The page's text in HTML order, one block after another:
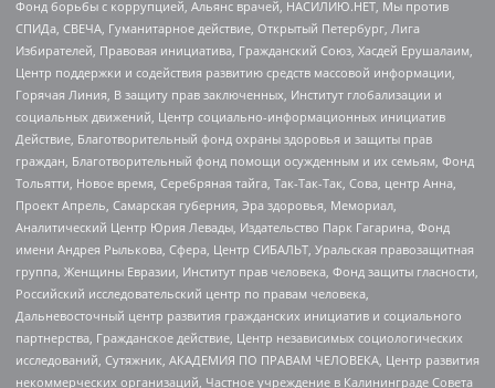
Фонд борьбы с коррупцией, Альянс врачей, НАСИЛИЮ.НЕТ, Мы против
СПИДа, СВЕЧА, Гуманитарное действие, Открытый Петербург, Лига
Избирателей, Правовая инициатива, Гражданский Союз, Хасдей Ерушалаим,
Центр поддержки и содействия развитию средств массовой информации,
Горячая Линия, В защиту прав заключенных, Институт глобализации и
социальных движений, Центр социально-информационных инициатив
Действие, Благотворительный фонд охраны здоровья и защиты прав
граждан, Благотворительный фонд помощи осужденным и их семьям, Фонд
Тольятти, Новое время, Серебряная тайга, Так-Так-Так, Сова, центр Анна,
Проект Апрель, Самарская губерния, Эра здоровья, Мемориал,
Аналитический Центр Юрия Левады, Издательство Парк Гагарина, Фонд
имени Андрея Рылькова, Сфера, Центр СИБАЛЬТ, Уральская правозащитная
группа, Женщины Евразии, Институт прав человека, Фонд защиты гласности,
Российский исследовательский центр по правам человека,
Дальневосточный центр развития гражданских инициатив и социального
партнерства, Гражданское действие, Центр независимых социологических
исследований, Сутяжник, АКАДЕМИЯ ПО ПРАВАМ ЧЕЛОВЕКА, Центр развития
некоммерческих организаций, Частное учреждение в Калининграде Совета